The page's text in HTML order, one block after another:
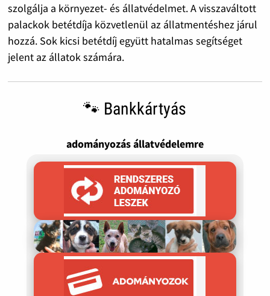
szolgálja a környezet- és állatvédelmet. A visszaváltott
palackok betétdíja közvetlenül az állatmentéshez járul
hozzá. Sok kicsi betétdíj együtt hatalmas segítséget
jelent az állatok számára.
🐾 Bankkártyás
adományozás állatvédelemre